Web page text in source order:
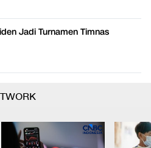
Jadi Turnamen Timnas